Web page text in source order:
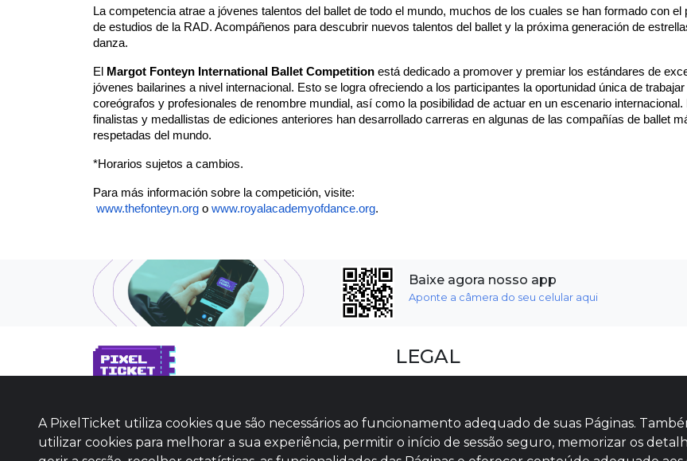
La competencia atrae a jóvenes talentos del ballet de todo el mundo, muchos de los cuales se han formado con el
de estudios de la RAD. Acompáñenos para descubrir nuevos talentos del ballet y la próxima generación de
danza.
El Margot Fonteyn International Ballet Competition está dedicado a promover y premiar los estándares de
jóvenes bailarines a nivel internacional. Esto se logra ofreciendo a los participantes la oportunidad única de
coreógrafos y profesionales de renombre mundial, así como la posibilidad de actuar en un escenario internacional.
finalistas y medallistas de ediciones anteriores han desarrollado carreras en algunas de las compañías de ballet
respetadas del mundo.
*Horarios sujetos a cambios.
Para más información sobre la competición, visite:
www.thefonteyn.org o www.royalacademyofdance.org.
Baixe agora nosso app
Aponte a câmera do seu celular aqui
COMO FUNCIONA
PROMOVA SEU EVENTO
LEGAL
Políticas de Cookies
A PixelTicket utiliza cookies que são necessários ao funcionamento adequado de suas Páginas.
utilizar cookies para melhorar a sua experiência, permitir o início de sessão seguro, memorizar os